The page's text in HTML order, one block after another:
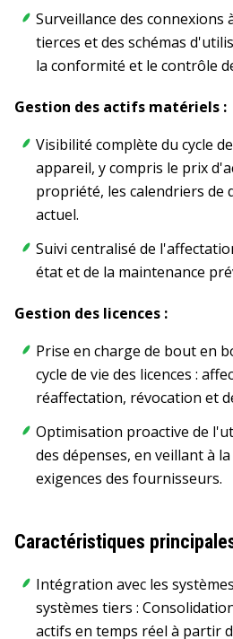
Surveillance des connexions
tierces et des schémas
la conformité et le contrôle
Gestion des actifs matériels :
Visibilité complète du cycle
appareil, y compris le prix
propriété, les calendriers de
actuel.
Suivi centralisé de
état et de la maintenance
Gestion des licences :
Prise en charge de bout en
cycle de vie des licences :
réaffectation, révocation et
Optimisation proactive de
des dépenses, en veillant à
exigences des fournisseurs.
Caractéristiques
Intégration avec les
systèmes tiers :
actifs en temps réel à partir